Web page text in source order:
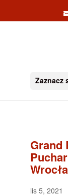
Zaznacz
Grand
lis 5, 2021